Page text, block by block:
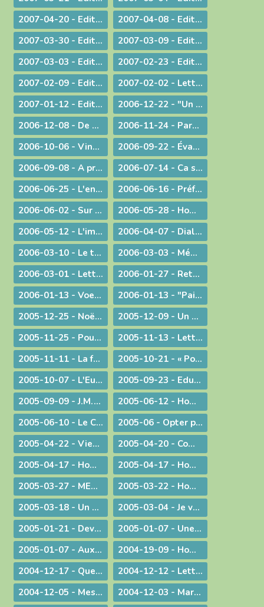
2007-04-20 - Edito : Une citoyenneté responsable
2007-04-08 - Edito : Un baptême pas comme les autres - Pâques 2007
2007-03-30 - Edito : A la veille des élections / A propos des élections présidentielles et législatives
2007-03-09 - Edito : Double "fil de vie" - Un aspect de la liturgie du Carême
2007-03-03 - Edito : Le chemin de la filialié
2007-02-23 - Edito : "Il faut que le monde sache..." Conversion et Mission
2007-02-09 - Edito : "Je suis allée essayer mon cercueil !"
2007-02-02 - Lettre aux prêtres et aux diacres
2007-01-12 - Edito : Le Gange et l'Himalaya
2006-12-22 - "Un Sauveur vous est né !"
2006-12-08 - De Ratisbonne à Ankara, un dialogue ininterrompu
2006-11-24 - Parentalité
2006-10-06 - Vingt ans déjà !
2006-09-22 - Évangéliser : aller au large !
2006-09-08 - A propos du Liban
2006-07-14 - Ca se passe en France !
2006-06-25 - L'enjeu de toute existence : trouver Le chemin !
2006-06-16 - Préférer le bonheur à la vérité ?
2006-06-02 - Sur les pas de Jean-Paul II
2006-05-28 - Homélie à la messe télévisée à Notre-Dame de Bourg
2006-05-12 - L'immigration
2006-04-07 - Dialogue interreligieux
2006-03-10 - Le trésor de la foi
2006-03-03 - Méditation sur l'Evangile du 4° dimanche de Carême 2006
2006-03-01 - Lettre aux prêtres et aux diacres
2006-01-27 - Retour aux origines
2006-01-13 - Voeux... pour aujourd'hui
2006-01-13 - "Paix sur la terre !"
2005-12-25 - Noël : la nouveauté chrétienne
2005-12-09 - Un modèle de persévérance dans l'élaboration d'une loi
2005-11-25 - Pour une laïcité constructive
2005-11-13 - Lettre aux prêtres et aux diacres
2005-11-11 - La faiblesse au service d'une cause
2005-10-21 - « Pour de nouveaux modes de vie ! »
2005-10-07 - L'Eucharistie, source de la transformation des cœurs et du monde
2005-09-23 - Eduquer
2005-09-09 - J.M.J. du souvenir à l'avenir !
2005-06-12 - Homélie pour des ordinations diaconales
2005-06-10 - Le Curé d'Ars chez le Pape !
2005-06 - Opter pour l'avenir
2005-04-22 - Viens Esprit-Saint !
2005-04-20 - Communiqué à l'occasion de l'élection du Pape Benoît XVI
2005-04-17 - Homélie pour la journée des vocations
2005-04-17 - Homélie pour la journée des vocations
2005-03-27 - MESSAGE PASCAL 2005 : Marcher avec nos jambes !
2005-03-22 - Homélie pour la messe chrismale
2005-03-18 - Un degré de plus !
2005-03-04 - Je vais devenir plus pratiquant
2005-01-21 - Devant l'absurde
2005-01-07 - Une conscience planétaire
2005-01-07 - Aux portes du bonheur !
2004-19-09 - Homélie pour la Messe retransmise par la télévision depuis l'abbatiale d'Ambronay
2004-12-17 - Quelle Famille ?
2004-12-12 - Lettre aux prêtres
2004-12-05 - Message lors de la Messe d'au revoir à St-Didier-sur-Chalaronne
2004-12-03 - Marie, le premier tabernacle de l'histoire